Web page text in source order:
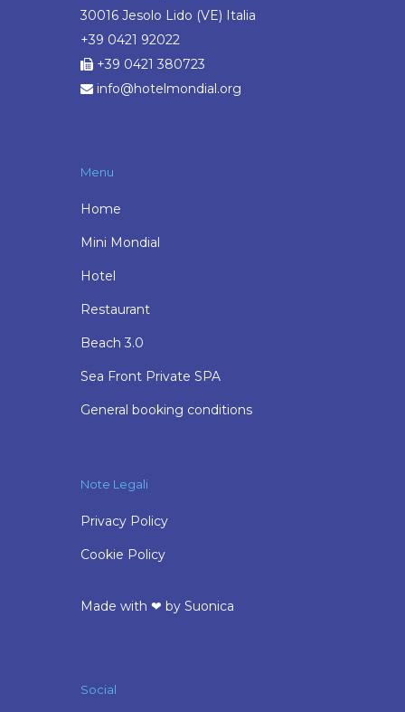
30016 Jesolo Lido (VE) Italia
+39 0421 92022
+39 0421 380723
info@hotelmondial.org
Menu
Home
Mini Mondial
Hotel
Restaurant
Beach 3.0
Sea Front Private SPA
General booking conditions
Note Legali
Privacy Policy
Cookie Policy
Made with ❤ by Suonica
Social